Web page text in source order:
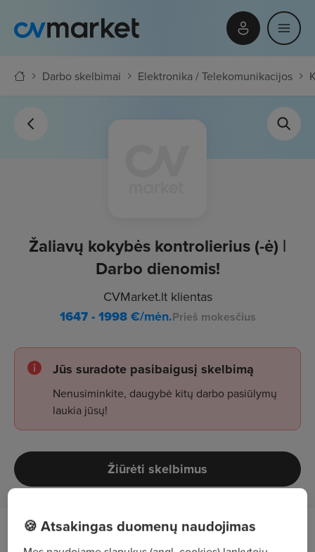
Darbo skelbimai Elektronika / Telekomunikacijos
Žaliavų kokybės kontrolierius (-ė) |
Darbo dienomis!
CVMarket.lt klientas
1647 - 1998€/mėn.Prieš mokesčius
Jūs suradote pasibaigusį skelbimą
Nenusiminkite, daugybė kitų darbo pasiūlymų
laukia jūsų!
Žiūrėti skelbimus
Tavęs laukia
🍪 Atsakingas duomenų naudojimas